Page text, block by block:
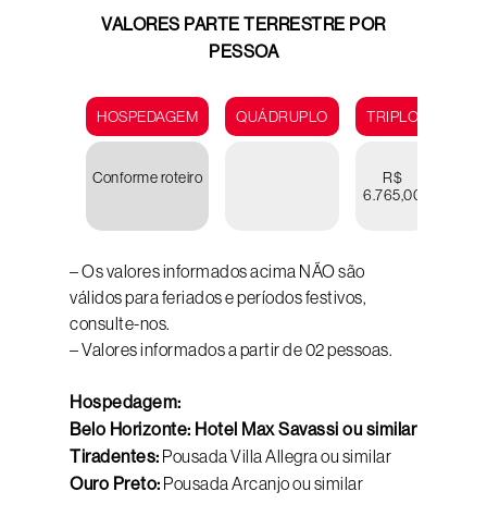
VALORES PARTE TERRESTRE POR
PESSOA
HOSPEDAGEM QUÁDRUPLO TRIPLO
Conforme roteiro
R$
6.765,00
– Os valores informados acima NÃO são
válidos para feriados e períodos festivos,
consulte-nos.
– Valores informados a partir de 02 pessoas.
Hospedagem:
Belo Horizonte: Hotel Max Savassi ou similar
Tiradentes: Pousada Villa Allegra ou similar
Ouro Preto: Pousada Arcanjo ou similar